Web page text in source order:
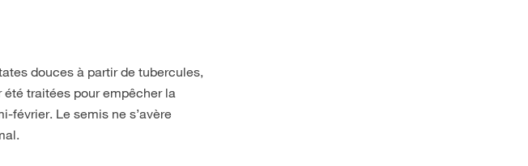
douces à partir de tubercules,
traitées pour empêcher la
février. Le semis ne s’avère